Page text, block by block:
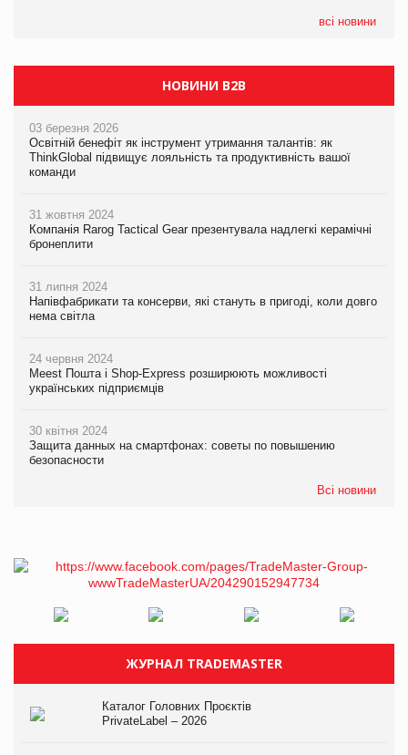
всі новини
НОВИНИ B2B
03 березня 2026
Освітній бенефіт як інструмент утримання талантів: як
ThinkGlobal підвищує лояльність та продуктивність вашої
команди
31 жовтня 2024
Компанія Rarog Tactical Gear презентувала надлегкі керамічні
бронеплити
31 липня 2024
Напівфабрикати та консерви, які стануть в пригоді, коли довго
нема світла
24 червня 2024
Meest Пошта і Shop-Express розширюють можливості
українських підприємців
30 квітня 2024
Защита данных на смартфонах: советы по повышению
безопасности
Всі новини
ЖУРНАЛ TRADEMASTER
Каталог Головних Проєктів
PrivateLabel – 2026